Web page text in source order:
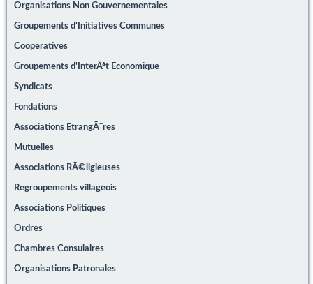
Organisations Non Gouvernementales
Groupements d'Initiatives Communes
Cooperatives
Groupements d'InterÃªt Economique
Syndicats
Fondations
Associations EtrangÃ¨res
Mutuelles
Associations RÃ©ligieuses
Regroupements villageois
Associations Politiques
Ordres
Chambres Consulaires
Organisations Patronales